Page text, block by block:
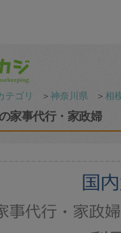
テゴリ ＞神奈川県 ＞相
家事代行・家政婦